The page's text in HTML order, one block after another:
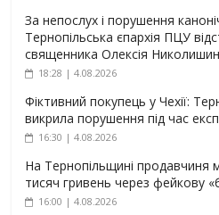
За непослух і порушення
Тернопільська єпархія ПЦУ
священника Олексія
18:28 | 4.08.2026
Фіктивний покупець у Чехії:
викрила порушення під час
16:30 | 4.08.2026
На Тернопільщині продавчиня
тисяч гривень через фейкову
16:00 | 4.08.2026